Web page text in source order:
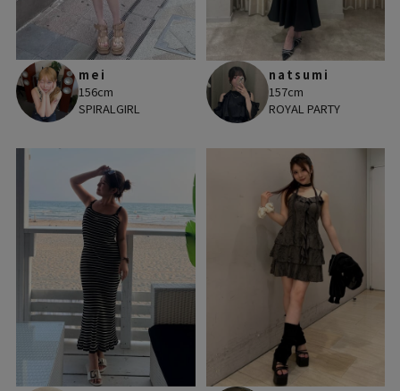
mei
156cm
SPIRALGIRL
natsumi
157cm
ROYAL PARTY